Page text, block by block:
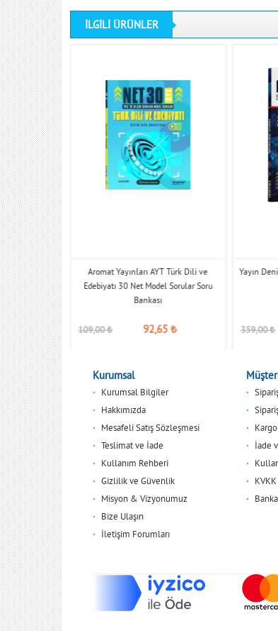
İLGİLİ ÜRÜNLER
Soru Bankası
₺
Aromat Yayınları AYT Türk Dili ve
Edebiyatı 30 Net Model Sorular Soru
Bankası
109,00₺ 92,65 ₺
Yayın
359,00₺
Kurumsal
Kurumsal Bilgiler
Hakkımızda
Mesafeli Satış Sözleşmesi
Teslimat ve İade
Kullanım Rehberi
Gizlilik ve Güvenlik
Misyon & Vizyonumuz
Bize Ulaşın
İletişim Forumları
İade